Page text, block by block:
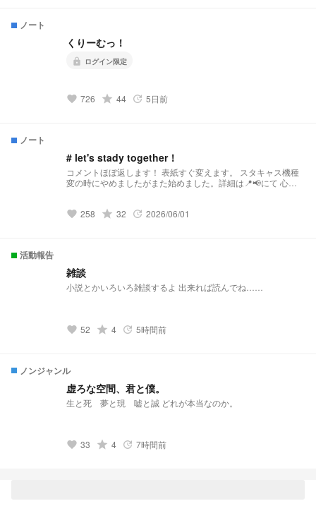
ノート
くりーむっ！
lock ログイン限定
favorite 726 grade 44 update 5日前
ノート
# let's stady together！
コメントほぼ返します！ 表紙すぐ変えます。 スタキャス機種
変の時にやめましたがまた始めました。詳細は📍📢にて 心構
しめたら損なし！ ⚠一年生の内容余裕で入ってきます ⚠︎🧪⇨♀
満 点 3年生目標発表（三ヶ月毎）🔖 📷あり 英語 🔤 数学
📘 国語 📕 社会 📔 理科 📗 実技 📚 💬のみ 雑談 🚬 質
問 💬 お知らせ 📢
favorite 258 grade 32 update 2026/06/01
活動報告
雑談
小説とかいろいろ雑談するよ 出来れば読んでね……
favorite 52 grade 4 update 5時間前
ノンジャンル
虚ろな空間、君と僕。
生と死 夢と現 嘘と誠 どれが本当なのか。
favorite 33 grade 4 update 7時間前